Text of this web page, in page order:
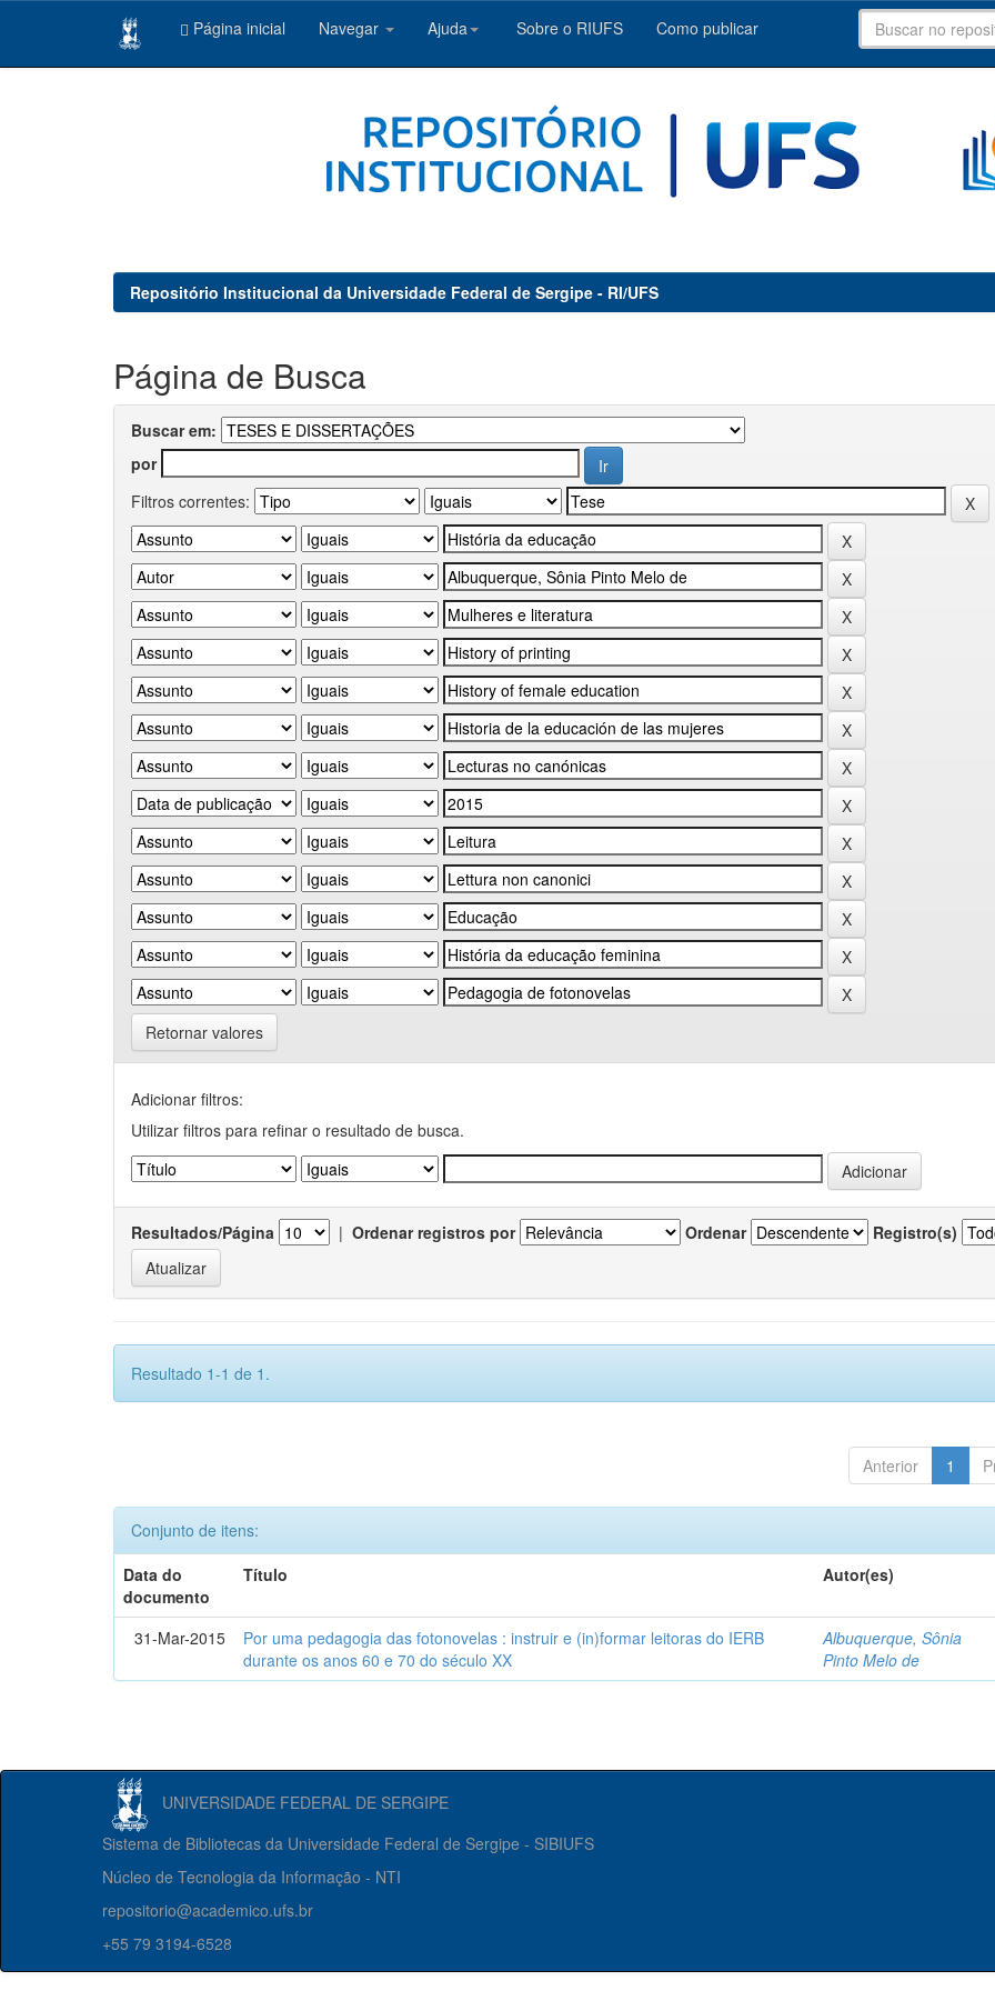
Página inicial Navegar Ajuda Sobre o RIUFS Como publicar
Repositório Institucional da Universidade Federal de Sergipe - RI/UFS
Página de Busca
Buscar em:
por
Filtros correntes:
Retornar valores
Adicionar filtros:
Utilizar filtros para refinar o resultado de busca.
Resultados/Página | Ordenar registros por Ordenar Registro(s)
Resultado 1-1 de 1.
Anterior 1
Conjunto de itens:
Data do
documento
Título Autor(es)
31-Mar-2015
Por uma pedagogia das fotonovelas : instruir e (in)formar leitoras do IERB
durante os anos 60 e 70 do século XX
Albuquerque, Sônia
Pinto Melo de
UNIVERSIDADE FEDERAL DE SERGIPE
Sistema de Bibliotecas da Universidade Federal de Sergipe - SIBIUFS
Núcleo de Tecnologia da Informação - NTI
repositorio@academico.ufs.br
+55 79 3194-6528